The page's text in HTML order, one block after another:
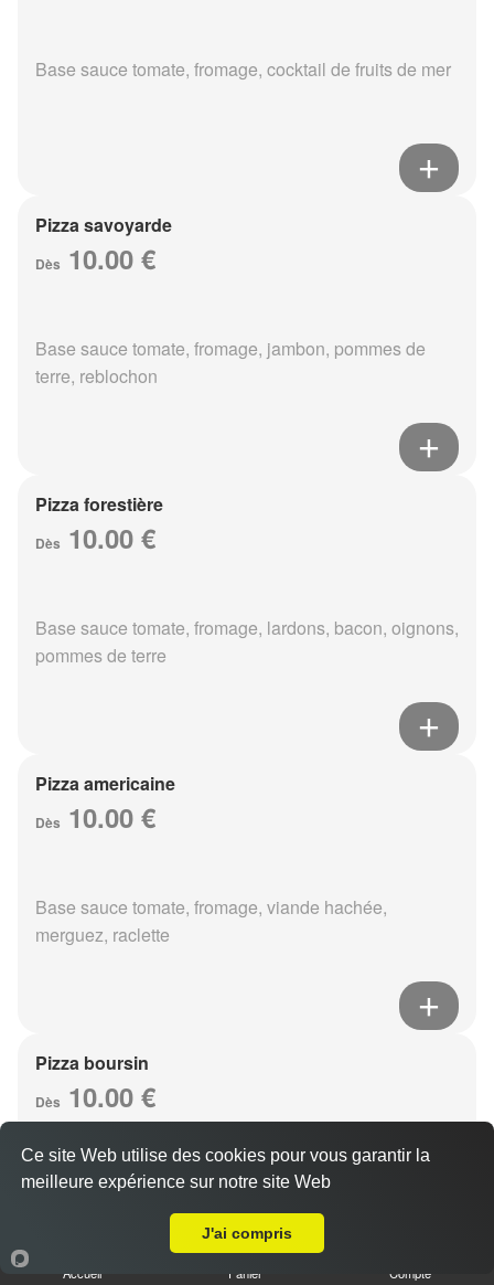
Base sauce tomate, fromage, cocktail de fruits de mer
Pizza savoyarde
Dès 10.00 €
Base sauce tomate, fromage, jambon, pommes de
terre, reblochon
Pizza forestière
Dès 10.00 €
Base sauce tomate, fromage, lardons, bacon, oignons,
pommes de terre
Pizza americaine
Dès 10.00 €
Base sauce tomate, fromage, viande hachée,
merguez, raclette
Pizza boursin
Dès 10.00 €
Base sauce tomate, fromage, viande hachée, boursin,
Accueil Panier Compte
Ce site Web utilise des cookies pour vous garantir la
meilleure expérience sur notre site Web
J'ai compris